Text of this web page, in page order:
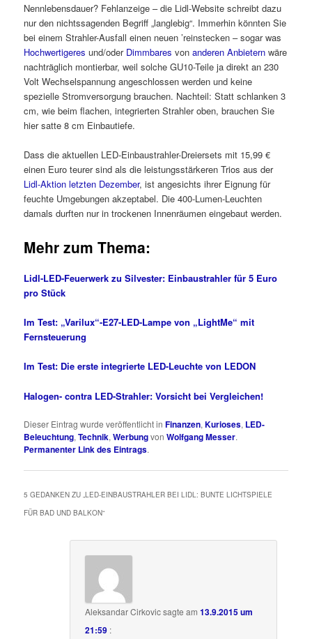
Nennlebensdauer? Fehlanzeige – die Lidl-Website schreibt dazu
nur den nichtssagenden Begriff „langlebig“. Immerhin könnten Sie
bei einem Strahler-Ausfall einen neuen ’reinstecken – sogar was
Hochwertigeres und/oder Dimmbares vonanderen Anbietern wäre
nachträglich montierbar, weil solche GU10-Teile ja direkt an 230
Volt Wechselspannung angeschlossen werden und keine
spezielle Stromversorgung brauchen. Nachteil: Statt schlanken 3
cm, wie beim flachen, integrierten Strahler oben, brauchen Sie
hier satte 8 cm Einbautiefe.
Dass die aktuellen LED-Einbaustrahler-Dreiersets mit 15,99 €
einen Euro teurer sind als die leistungsstärkeren Trios aus der
Lidl-Aktion letzten Dezember, ist angesichts ihrer Eignung für
feuchte Umgebungen akzeptabel. Die 400-Lumen-Leuchten
damals durften nur in trockenen Innenräumen eingebaut werden.
Mehr zum Thema:
Lidl-LED-Feuerwerk zu Silvester: Einbaustrahler für 5 Euro
pro Stück
Im Test: „Varilux“-E27-LED-Lampe von „LightMe“ mit
Fernsteuerung
Im Test: Die erste integrierte LED-Leuchte von LEDON
Halogen- contra LED-Strahler: Vorsicht bei Vergleichen!
Dieser Eintrag wurde veröffentlicht inFinanzen,Kurioses, LED-
Beleuchtung,Technik,WerbungvonWolfgang Messer.
Permanenter Link des Eintrags.
5 GEDANKEN ZU „LED-EINBAUSTRAHLER BEI LIDL: BUNTE LICHTSPIELE
FÜR BAD UND BALKON“
Aleksandar Cirkovicsagte am13.9.2015 um
21:59 :